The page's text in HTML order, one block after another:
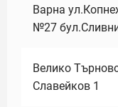
Варна
№27
Велико
Славейков 1